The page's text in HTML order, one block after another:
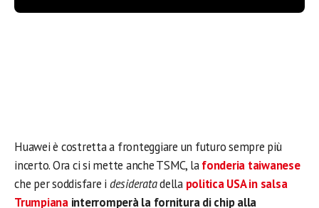
Huawei è costretta a fronteggiare un futuro sempre più
incerto. Ora ci si mette anche TSMC, lafonderia taiwanese
che per soddisfare i desideratadella politica USA in salsa
Trumpiana interromperà la fornitura di chip alla